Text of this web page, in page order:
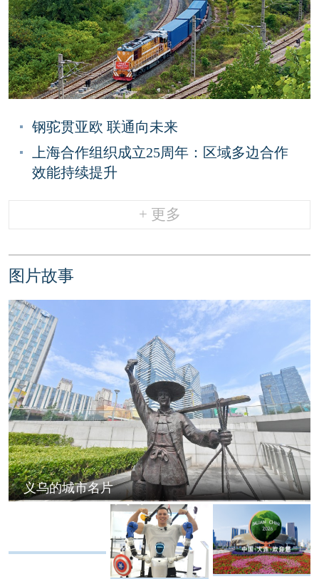
钢驼贯亚欧 联通向未来
上海合作组织成立25周年：区域多边合作
效能持续提升
+ 更多
图片故事
义乌的城市名片